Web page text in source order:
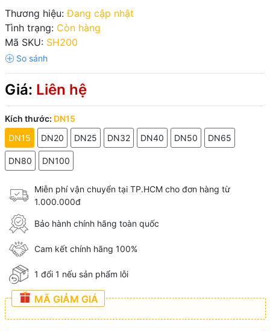
Thương hiệu: Đang cập nhật
Tình trạng: Còn hàng
Mã SKU: SH200
Giá: Liên hệ
Kích thước: DN15
DN15
DN20 DN25 DN32 DN40 DN50 DN65
DN80 DN100
Miễn phí vận chuyển tại TP.HCM cho đơn hàng từ
1.000.000đ
Bảo hành chính hãng toàn quốc
Cam kết chính hãng 100%
1 đổi 1 nếu sản phẩm lỗi
MÃ GIẢM GIÁ